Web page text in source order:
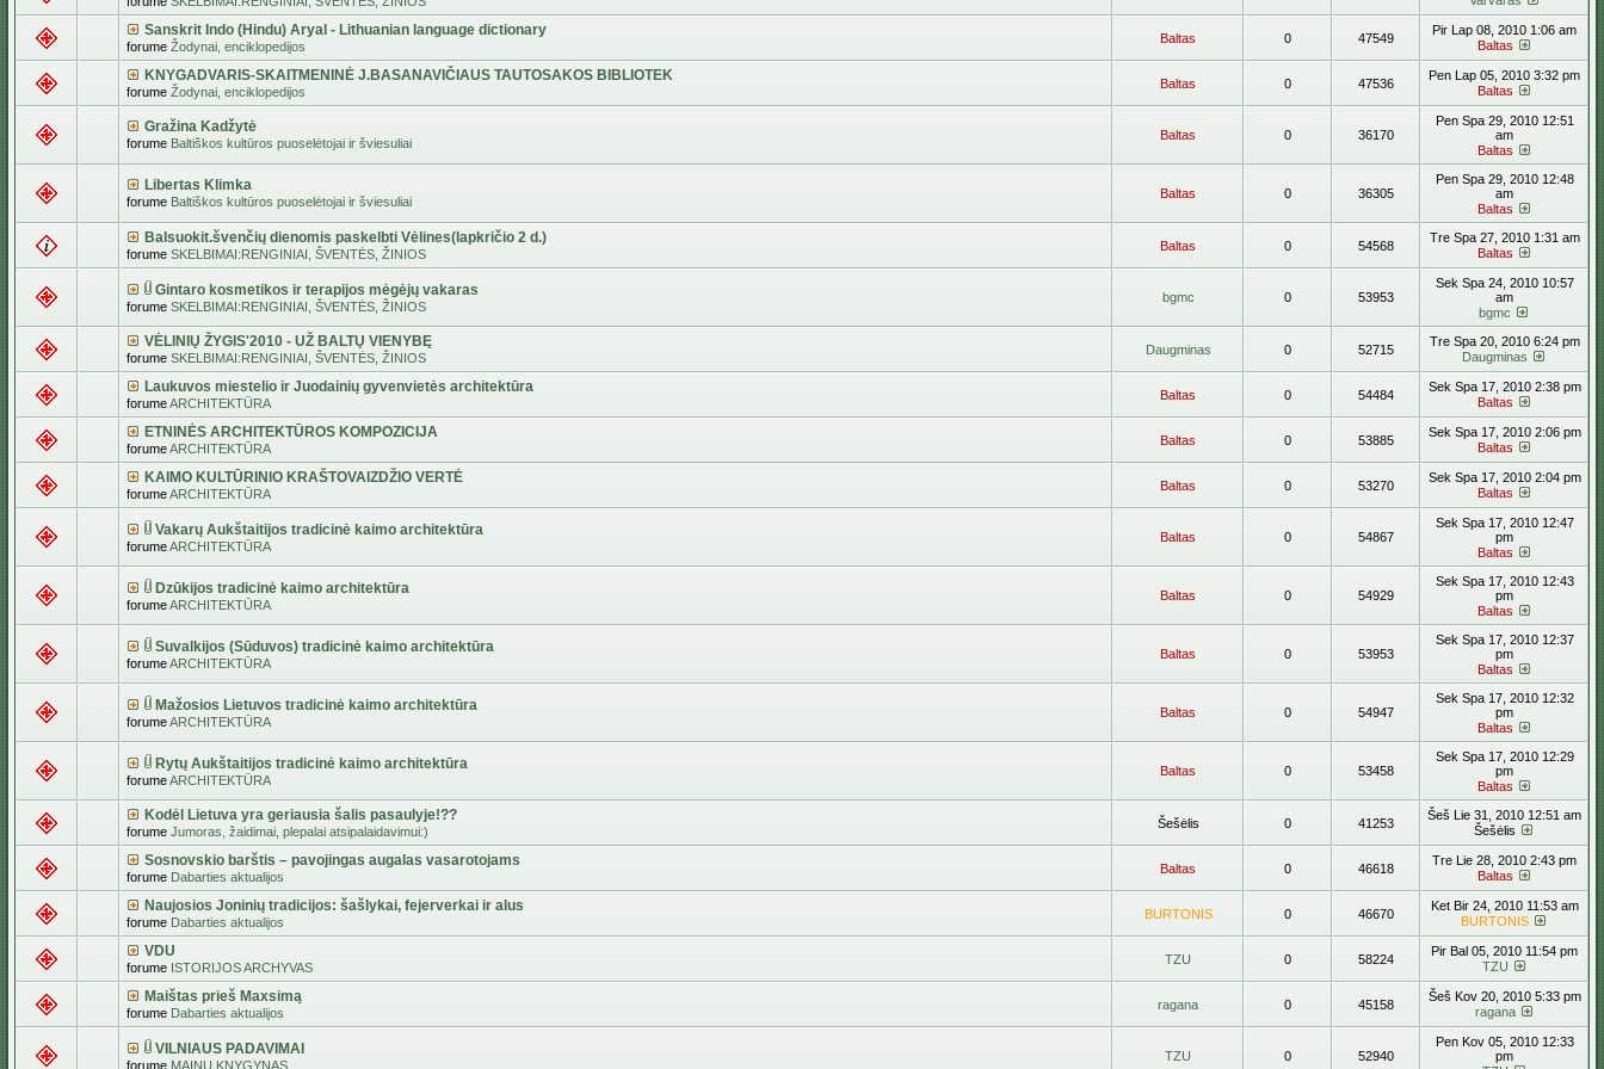
Sanskrit Indo (Hindu) Aryal - Lithuanian language dictionary
forume Žodynai, enciklopedijos
Baltas 0 47549
Pir Lap 08, 2010 1:06 am
Baltas
KNYGADVARIS-SKAITMENINĖ J.BASANAVIČIAUS TAUTOSAKOS BIBLIOTEK
forume Žodynai, enciklopedijos
Baltas 0 47536
Pen Lap 05, 2010 3:32 pm
Baltas
Gražina Kadžytė
forume Baltiškos kultūros puoselėtojai ir šviesuliai
Baltas 0 36170
Pen Spa 29, 2010 12:51
am
Baltas
Libertas Klimka
forume Baltiškos kultūros puoselėtojai ir šviesuliai
Baltas 0 36305
Pen Spa 29, 2010 12:48
am
Baltas
Balsuokit.švenčių dienomis paskelbti Vėlines(lapkričio 2 d.)
forume SKELBIMAI:RENGINIAI, ŠVENTĖS, ŽINIOS
Baltas 0 54568
Tre Spa 27, 2010 1:31 am
Baltas
Gintaro kosmetikos ir terapijos mėgėjų vakaras
forume SKELBIMAI:RENGINIAI, ŠVENTĖS, ŽINIOS
bgmc 0 53953
Sek Spa 24, 2010 10:57
am
bgmc
VĖLINIŲ ŽYGIS'2010 - UŽ BALTŲ VIENYBĘ
forume SKELBIMAI:RENGINIAI, ŠVENTĖS, ŽINIOS
Daugminas 0 52715
Tre Spa 20, 2010 6:24 pm
Daugminas
Laukuvos miestelio ir Juodainių gyvenvietės architektūra
forumeARCHITEKTŪRA
Baltas 0 54484
Sek Spa 17, 2010 2:38 pm
Baltas
ETNINĖS ARCHITEKTŪROS KOMPOZICIJA
forumeARCHITEKTŪRA
Baltas 0 53885
Sek Spa 17, 2010 2:06 pm
Baltas
KAIMO KULTŪRINIO KRAŠTOVAIZDŽIO VERTĖ
forumeARCHITEKTŪRA
Baltas 0 53270
Sek Spa 17, 2010 2:04 pm
Baltas
Vakarų Aukštaitijos tradicinė kaimo architektūra
forumeARCHITEKTŪRA
Baltas 0 54867
Sek Spa 17, 2010 12:47
pm
Baltas
Dzūkijos tradicinė kaimo architektūra
forumeARCHITEKTŪRA
Baltas 0 54929
Sek Spa 17, 2010 12:43
pm
Baltas
Suvalkijos (Sūduvos) tradicinė kaimo architektūra
forumeARCHITEKTŪRA
Baltas 0 53953
Sek Spa 17, 2010 12:37
pm
Baltas
Mažosios Lietuvos tradicinė kaimo architektūra
forumeARCHITEKTŪRA
Baltas 0 54947
Sek Spa 17, 2010 12:32
pm
Baltas
Rytų Aukštaitijos tradicinė kaimo architektūra
forumeARCHITEKTŪRA
Baltas 0 53458
Sek Spa 17, 2010 12:29
pm
Baltas
Kodėl Lietuva yra geriausia šalis pasaulyje!??
forume Jumoras, žaidimai, plepalai atsipalaidavimui:)
Šešėlis 0 41253
Šeš Lie 31, 2010 12:51 am
Šešėlis
Sosnovskio barštis – pavojingas augalas vasarotojams
forume Dabarties aktualijos
Baltas 0 46618
Tre Lie 28, 2010 2:43 pm
Baltas
Naujosios Joninių tradicijos: šašlykai, fejerverkai ir alus
forume Dabarties aktualijos
BURTONIS 0 46670
Ket Bir 24, 2010 11:53 am
BURTONIS
VDU
forume ISTORIJOS ARCHYVAS
TZU 0 58224
Pir Bal 05, 2010 11:54 pm
TZU
Maištas prieš Maxsimą
forume Dabarties aktualijos
ragana 0 45158
Šeš Kov 20, 2010 5:33 pm
ragana
VILNIAUS PADAVIMAI
forume MAINŲ KNYGYNAS
TZU 0 52940
Pen Kov 05, 2010 12:33
pm